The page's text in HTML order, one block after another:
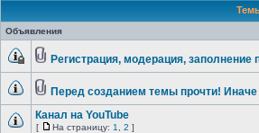
Объявления
Регистрация, модерация, заполнение
Перед созданием темы прочти! Иначе
Канал на YouTube
[ На страницу: 1 2 ]